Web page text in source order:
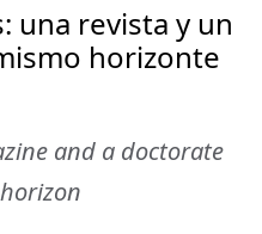
una revista y un
horizonte
and a doctorate